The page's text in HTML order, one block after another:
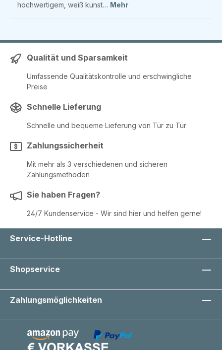
hochwertigem, weiß kunst… Mehr
Qualität und Sparsamkeit
Umfassende Qualitätskontrolle und erschwingliche
Preise
Schnelle Lieferung
Schnelle und bequeme Lieferung von Tür zu Tür
Zahlungssicherheit
Mit mehr als 3 verschiedenen und sicheren
Zahlungsmethoden
Sie haben Fragen?
24/7 Kundenservice - Wir sind hier und helfen gerne!
Service-Hotline
Shopservice
Zahlungsmöglichkeiten